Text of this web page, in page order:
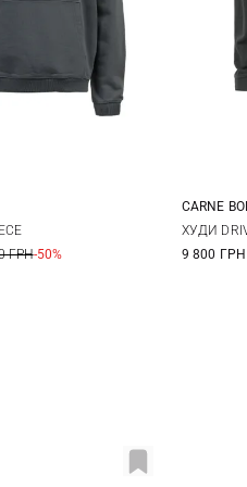
ГРН-50%
S
CARNE
ХУДИ
9 800 ГРН